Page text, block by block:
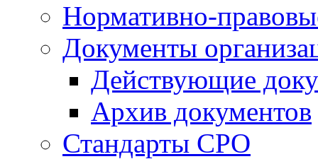
Нормативно-
Документы
Действующие
Архив документов
Стандарты СРО